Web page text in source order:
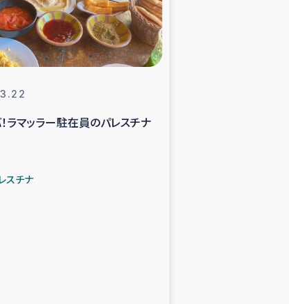
支援
ラマッラー駐在員のパレスチナ
スチナ